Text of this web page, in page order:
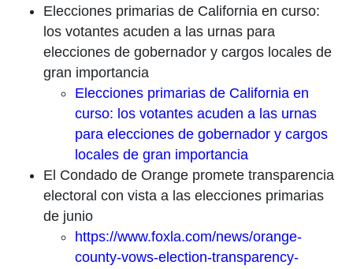
Elecciones primarias de California en curso:
los votantes acuden a las urnas para
elecciones de gobernador y cargos locales de
gran importancia
Elecciones primarias de California en
curso: los votantes acuden a las urnas
para elecciones de gobernador y cargos
locales de gran importancia
El Condado de Orange promete transparencia
electoral con vista a las elecciones primarias
de junio
https://www.foxla.com/news/orange-
county-vows-election-transparency-